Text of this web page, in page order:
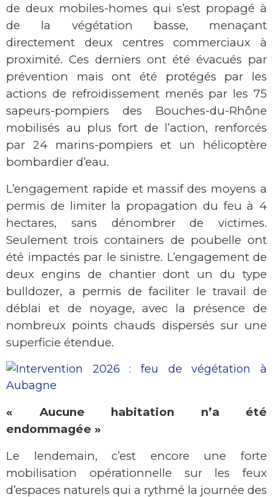
de deux mobiles-homes qui s’est propagé à
de la végétation basse, menaçant
directement deux centres commerciaux à
proximité. Ces derniers ont été évacués par
prévention mais ont été protégés par les
actions de refroidissement menés par les 75
sapeurs-pompiers des Bouches-du-Rhône
mobilisés au plus fort de l’action, renforcés
par 24 marins-pompiers et un hélicoptère
bombardier d’eau.
L’engagement rapide et massif des moyens a
permis de limiter la propagation du feu à 4
hectares, sans dénombrer de victimes.
Seulement trois containers de poubelle ont
été impactés par le sinistre. L’engagement de
deux engins de chantier dont un du type
bulldozer, a permis de faciliter le travail de
déblai et de noyage, avec la présence de
nombreux points chauds dispersés sur une
superficie étendue.
« Aucune habitation n’a été
endommagée »
Le lendemain, c’est encore une forte
mobilisation opérationnelle sur les feux
d’espaces naturels qui a rythmé la journée des